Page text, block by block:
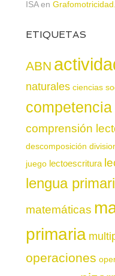
ISAen
ETIQUETAS
ABN
naturales ciencias
comprensión
descomposición
juego lectoescritura
lengua
matemáticas
primaria
operaciones